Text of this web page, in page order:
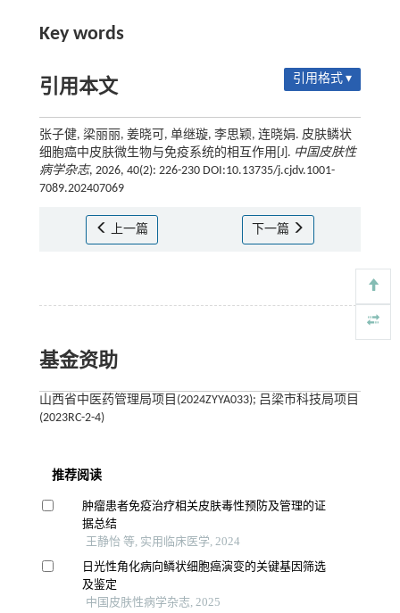
Key words
引用本文 引用格式 ▾
张子健, 梁丽丽, 姜晓可, 单继璇, 李思颖, 连晓娟. 皮肤鳞状
细胞癌中皮肤微生物与免疫系统的相互作用[J]. 中国皮肤性
病学杂志, 2026, 40(2): 226-230 DOI:10.13735/j.cjdv.1001-
7089.202407069
上一篇 下一篇
基金资助
山西省中医药管理局项目(2024ZYYA033); 吕梁市科技局项目
(2023RC-2-4)